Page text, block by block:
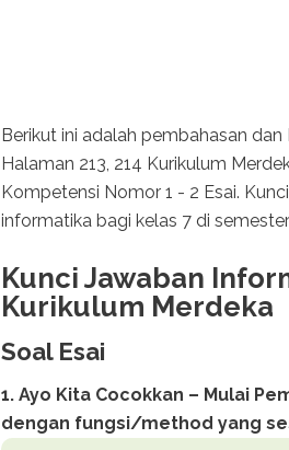
Berikut ini adalah pembahasan
Halaman 213, 214 Kurikulum
Kompetensi Nomor 1 - 2 Esai.
informatika bagi kelas 7 di
Kunci Jawaban
Kurikulum Merdeka
Soal Esai
1. Ayo Kita Cocokkan – Mulai
dengan fungsi/method yang